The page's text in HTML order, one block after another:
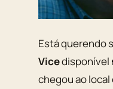
Está querendo
Vicedisponível
chegou ao